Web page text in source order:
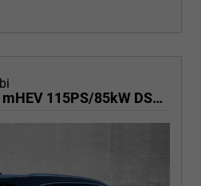
drucken
Selection 1.5 eTSI mHEV 115PS/85kW DSG7 2026